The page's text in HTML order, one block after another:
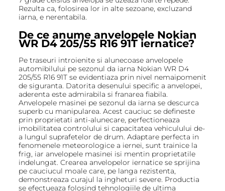
Rezulta ca, folosirea lor in alte sezoane, excluzand
iarna, e nerentabila.
De ce anume anvelopele Nokian
WR D4 205/55 R16 91T iernatice?
Pe traseuri introienite si alunecoase anvelopele
automibilului pe sezonul da iarna Nokian WR D4
205/55 R16 91T se evidentiaza prin nivel nemaipomenit
de siguranta. Datorita desenului specific a anvelopei,
aderenta este admirabila si franarea fiabila.
Anvelopele masinei pe sezonul da iarna se descurca
superb cu manipularea. Acest cauciuc se defineste
prin proprietati anti-alunecare, perfectioneaza
imobilitatea controlului si capacitatea vehiculului de-
a lungul suprafetelor de drum. Adaptare perfecta in
fenomenele meteorologice a iernei, sunt trainice la
frig, iar anvelopele masinei isi mentin proprietatile
indelungat. Crearea anvelopelor iernatice se sprijina
pe cauciucul moale care, pe langa rezistenta,
demonstreaza curajul la ingheturi severe. Productia
se efectueaza folosind tehnologiile de ultima